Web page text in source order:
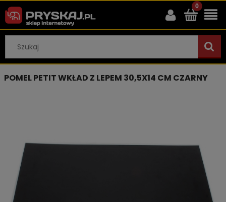
POMEL PETIT WKŁAD Z LEPEM 30,5X14 CM CZARNY